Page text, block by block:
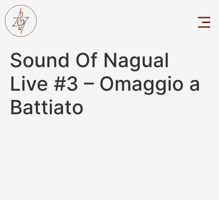
Sound Of Nagual
Live #3 – Omaggio a
Battiato